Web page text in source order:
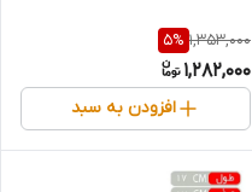
1,353,000
5%
1,282,000
افزودن به سبد